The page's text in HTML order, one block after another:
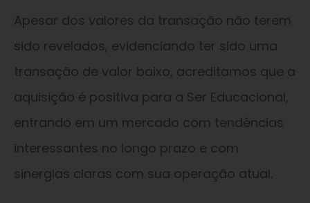
Apesar dos valores da transação não terem
sido revelados, evidenciando ter sido uma
transação de valor baixo, acreditamos que a
aquisição é positiva para a Ser Educacional,
entrando em um mercado com tendências
interessantes no longo prazo e com
sinergias claras com sua operação atual.